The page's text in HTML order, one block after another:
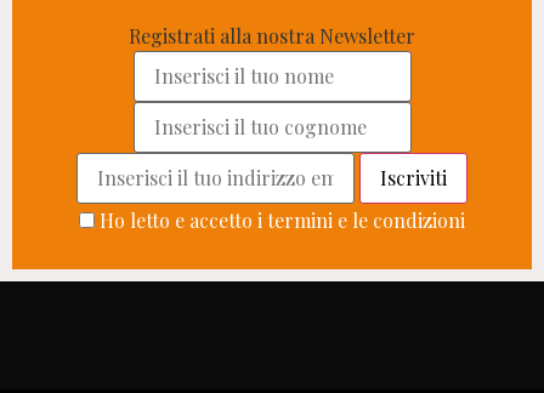
Registrati alla nostra Newsletter
Ho letto e accetto i termini e le condizioni